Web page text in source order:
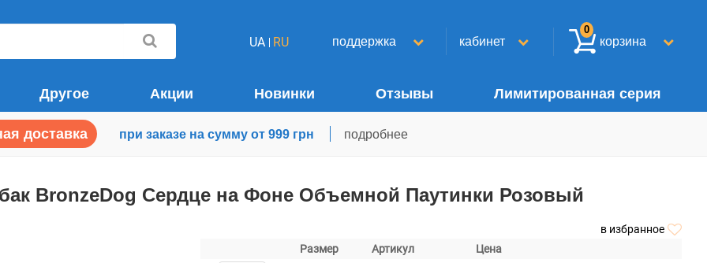
UA RU поддержка кабинет корзина
0
Другое Акции Новинки Отзывы Лимитированная серия
доставка при заказе на сумму от 999 грн подробнее
BronzeDog Сердце на Фоне Объемной Паутинки Розовый
в избранное
Размер Артикул Цена